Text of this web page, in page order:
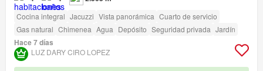
Cocina integral Jacuzzi Vista panorámica Cuarto de servicio
Gas natural Chimenea Agua Depósito Seguridad privada Jardín
Hace 7 días
LUZ DARY CIRO LOPEZ